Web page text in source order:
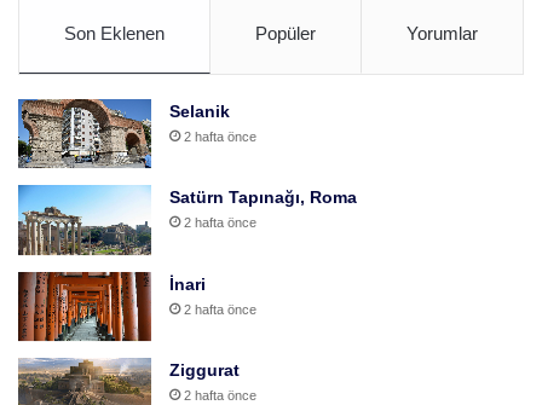
Son Eklenen Popüler Yorumlar
Selanik
2 hafta önce
Satürn Tapınağı, Roma
2 hafta önce
İnari
2 hafta önce
Ziggurat
2 hafta önce